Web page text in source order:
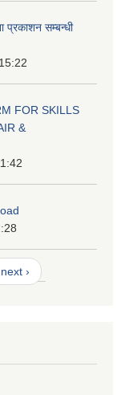
प्रकाशन सम्बन्धी
FOR SKILLS
&
next ›